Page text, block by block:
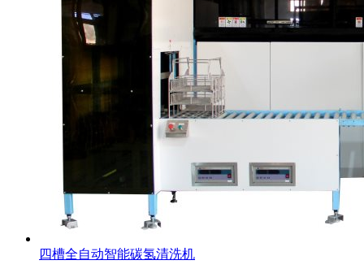
四槽全自动智能碳氢清洗机